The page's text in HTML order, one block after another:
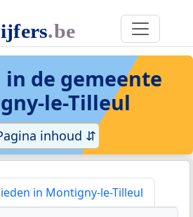
in de gemeente
le-Tilleul
inhoud ⇵
in Montigny-le-Tilleul